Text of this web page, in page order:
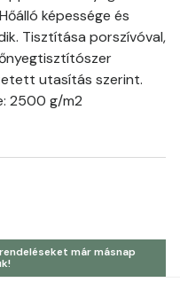
képessége és
Tisztítása porszívóval,
utasítás szerint.
2500 g/m2
már másnap